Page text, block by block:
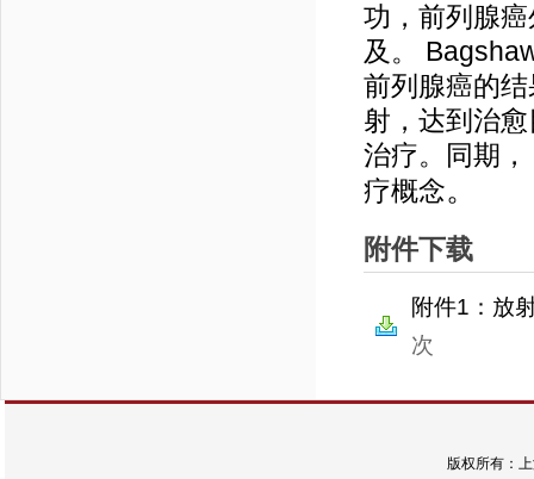
功，前列腺
及。
前列腺癌的
射，达到治
治疗。同期
疗概念。
附件下载
附件1：放
次
版权所有：